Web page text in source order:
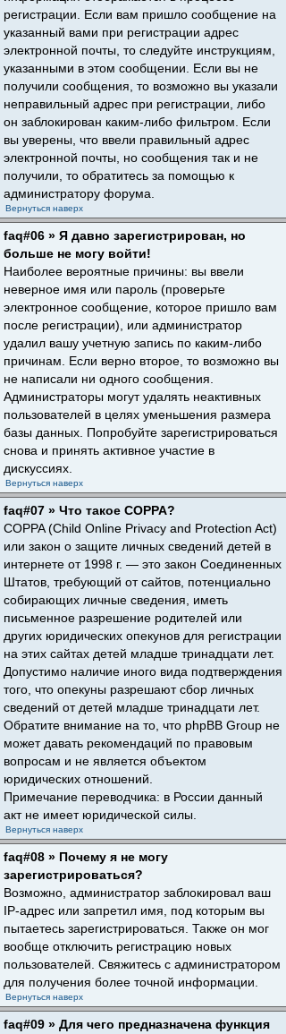
регистрации. Если вам пришло сообщение на
указанный вами при регистрации адрес
электронной почты, то следуйте инструкциям,
указанными в этом сообщении. Если вы не
получили сообщения, то возможно вы указали
неправильный адрес при регистрации, либо
он заблокирован каким-либо фильтром. Если
вы уверены, что ввели правильный адрес
электронной почты, но сообщения так и не
получили, то обратитесь за помощью к
администратору форума.
Вернуться наверх
faq#06 » Я давно зарегистрирован, но
больше не могу войти!
Наиболее вероятные причины: вы ввели
неверное имя или пароль (проверьте
электронное сообщение, которое пришло вам
после регистрации), или администратор
удалил вашу учетную запись по каким-либо
причинам. Если верно второе, то возможно вы
не написали ни одного сообщения.
Администраторы могут удалять неактивных
пользователей в целях уменьшения размера
базы данных. Попробуйте зарегистрироваться
снова и принять активное участие в
дискуссиях.
Вернуться наверх
faq#07 » Что такое COPPA?
COPPA (Child Online Privacy and Protection Act)
или закон о защите личных сведений детей в
интернете от 1998 г. — это закон Соединенных
Штатов, требующий от сайтов, потенциально
собирающих личные сведения, иметь
письменное разрешение родителей или
других юридических опекунов для регистрации
на этих сайтах детей младше тринадцати лет.
Допустимо наличие иного вида подтверждения
того, что опекуны разрешают сбор личных
сведений от детей младше тринадцати лет.
Обратите внимание на то, что phpBB Group не
может давать рекомендаций по правовым
вопросам и не является объектом
юридических отношений.
Примечание переводчика: в России данный
акт не имеет юридической силы.
Вернуться наверх
faq#08 » Почему я не могу
зарегистрироваться?
Возможно, администратор заблокировал ваш
IP-адрес или запретил имя, под которым вы
пытаетесь зарегистрироваться. Также он мог
вообще отключить регистрацию новых
пользователей. Свяжитесь с администратором
для получения более точной информации.
Вернуться наверх
faq#09 » Для чего предназначена функция